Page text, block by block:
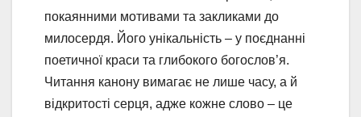
покаянними мотивами та закликами до
милосердя. Його унікальність – у поєднанні
поетичної краси та глибокого богослов’я.
Читання канону вимагає не лише часу, а й
відкритості серця, адже кожне слово – це